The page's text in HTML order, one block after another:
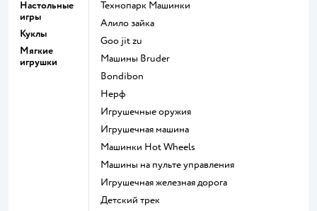
Настольные
игры
Куклы
Мягкие
игрушки
Технопарк Машинки
Алило зайка
Goo jit zu
Машины Bruder
Bondibon
Нерф
Игрушечные оружия
Игрушечная машина
Машинки Hot Wheels
Машины на пульте управления
Игрушечная железная дорога
Детский трек